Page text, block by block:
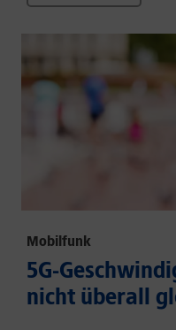
Mobilfunk
5G-
nicht überall